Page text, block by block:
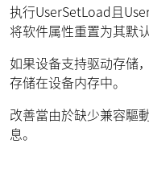
执行UserSetLoad且
将软件属性重置为其默认
如果设备支持驱动存储
存储在设备内存中。
改善當由於缺少兼容驅
息。